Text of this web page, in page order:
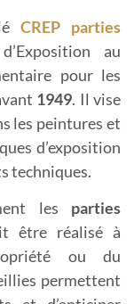
CREP parties
au
pour les
1949. Il vise
les peintures et
d’exposition
techniques.
les parties
être réalisé à
ou du
permettent